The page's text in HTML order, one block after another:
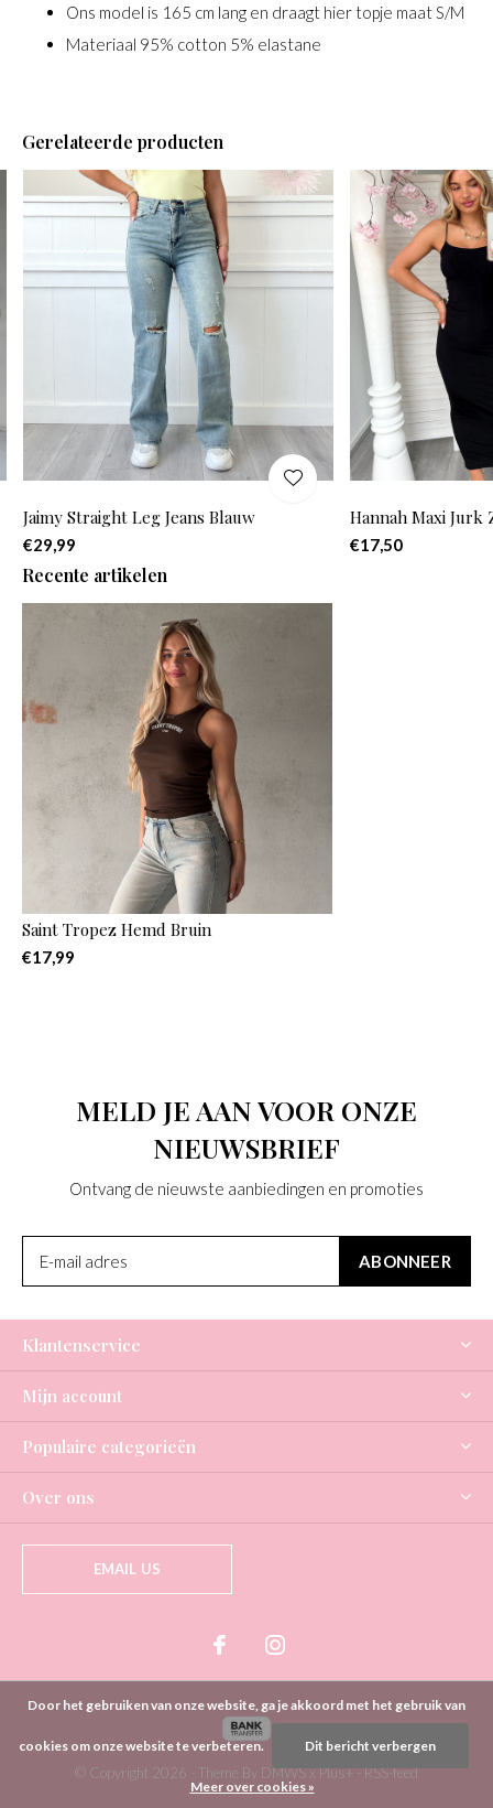
Ons model is 165 cm lang en draagt hier topje maat S/M
Materiaal 95% cotton 5% elastane
Gerelateerde producten
Jaimy Straight Leg Jeans Blauw
€29,99
Hannah Maxi Jurk
€17,50
Recente artikelen
Saint Tropez Hemd Bruin
€17,99
MELD JE AAN VOOR ONZE
NIEUWSBRIEF
Ontvang de nieuwste aanbiedingen en promoties
ABONNEER
Klantenservice
Mijn account
Populaire categorieën
Over ons
EMAIL US
© Copyright 2026 - Theme By DMWSxPlus+-RSS-feed
Door het gebruiken van onze website, ga je akkoord met het gebruik van
cookies om onze website te verbeteren. Dit bericht verbergen
Meer over cookies »